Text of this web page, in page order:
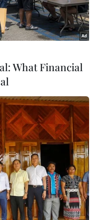
phố Marawi. (Nguồn:
đang trợ giúp Lực
đối phó với
What Financial